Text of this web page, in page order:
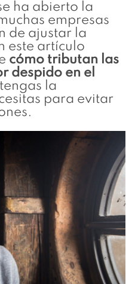
ha abierto la
empresas
de ajustar la
este artículo
cómo tributan las
despido en el
la
para evitar